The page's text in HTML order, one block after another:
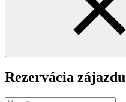
Rezervácia zájazdu